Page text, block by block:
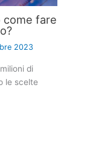
come fare
2023
di
le scelte